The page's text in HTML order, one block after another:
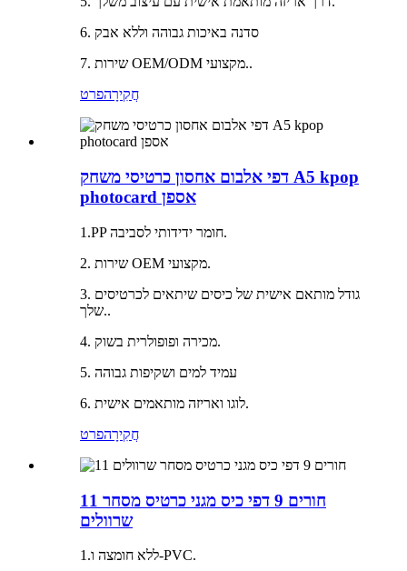
6. סדנה באיכות גבוהה וללא אבק
7. שירות OEM/ODM מקצועי..
חֲקִירָהפרט
דפי אלבום אחסון כרטיסי משחק A5 kpop
photocard אספן
1.PP חומר ידידותי לסביבה.
2. שירות OEM מקצועי.
3. גודל מותאם אישית של כיסים שיתאים לכרטיסים
שלך..
4. מכירה ופופולרית בשוק.
5. עמיד למים ושקיפות גבוהה
6. לוגו ואריזה מותאמים אישית.
חֲקִירָהפרט
11 חורים 9 דפי כיס מגני כרטיס מסחר
שרוולים
1.ללא חומצה ו-PVC.